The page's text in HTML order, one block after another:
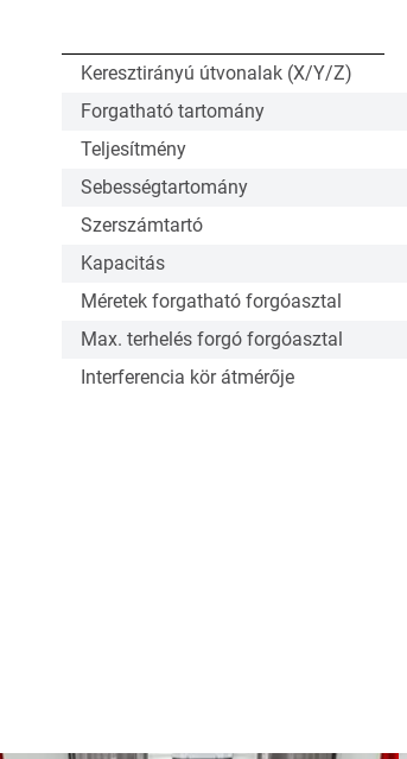
Keresztirányú útvonalak (X/Y/Z)
Forgatható tartomány
Teljesítmény
Sebességtartomány
Szerszámtartó
Kapacitás
Méretek forgatható forgóasztal
Max. terhelés forgó forgóasztal
Interferencia kör átmérője